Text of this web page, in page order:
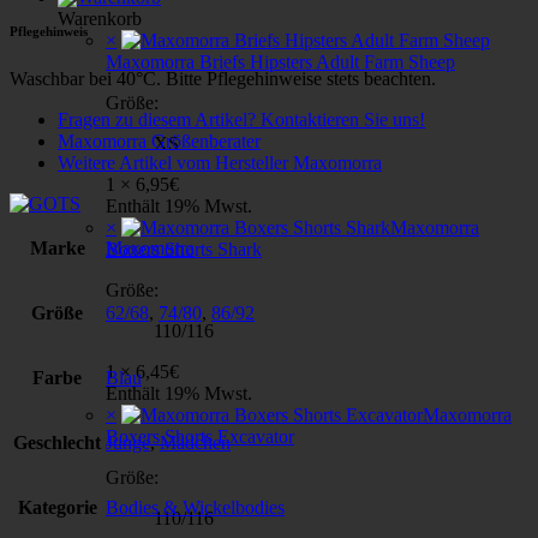
Warenkorb
×
Maxomorra Briefs Hipsters Adult Farm Sheep
Größe:
XS
1 × 6,95€
Enthält 19% Mwst.
×
Maxomorra
Boxers Shorts Shark
Größe:
110/116
1 ×6,45€
Enthält 19% Mwst.
×
Maxomorra
Boxers Shorts Excavator
Größe:
110/116
Pflegehinweis
Waschbar bei 40°C. Bitte Pflegehinweise stets beachten.
Fragen zu diesem Artikel? Kontaktieren Sie uns!
Maxomorra Größenberater
Weitere Artikel vom Hersteller Maxomorra
Marke Maxomorra
Größe 62/68, 74/80, 86/92
Farbe Blau
Geschlecht Junge,Mädchen
Kategorie Bodies & Wickelbodies